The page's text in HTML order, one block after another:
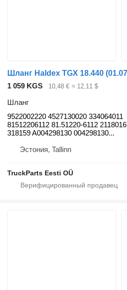
1 059 KGS 10,48 € ≈ 12,11 $
Шланг
9522002220 4527130020 334064011
81512206112 81.51220-6112 2118016
318159 A004298130 004298130...
Эстония, Tallinn
TruckParts Eesti OÜ